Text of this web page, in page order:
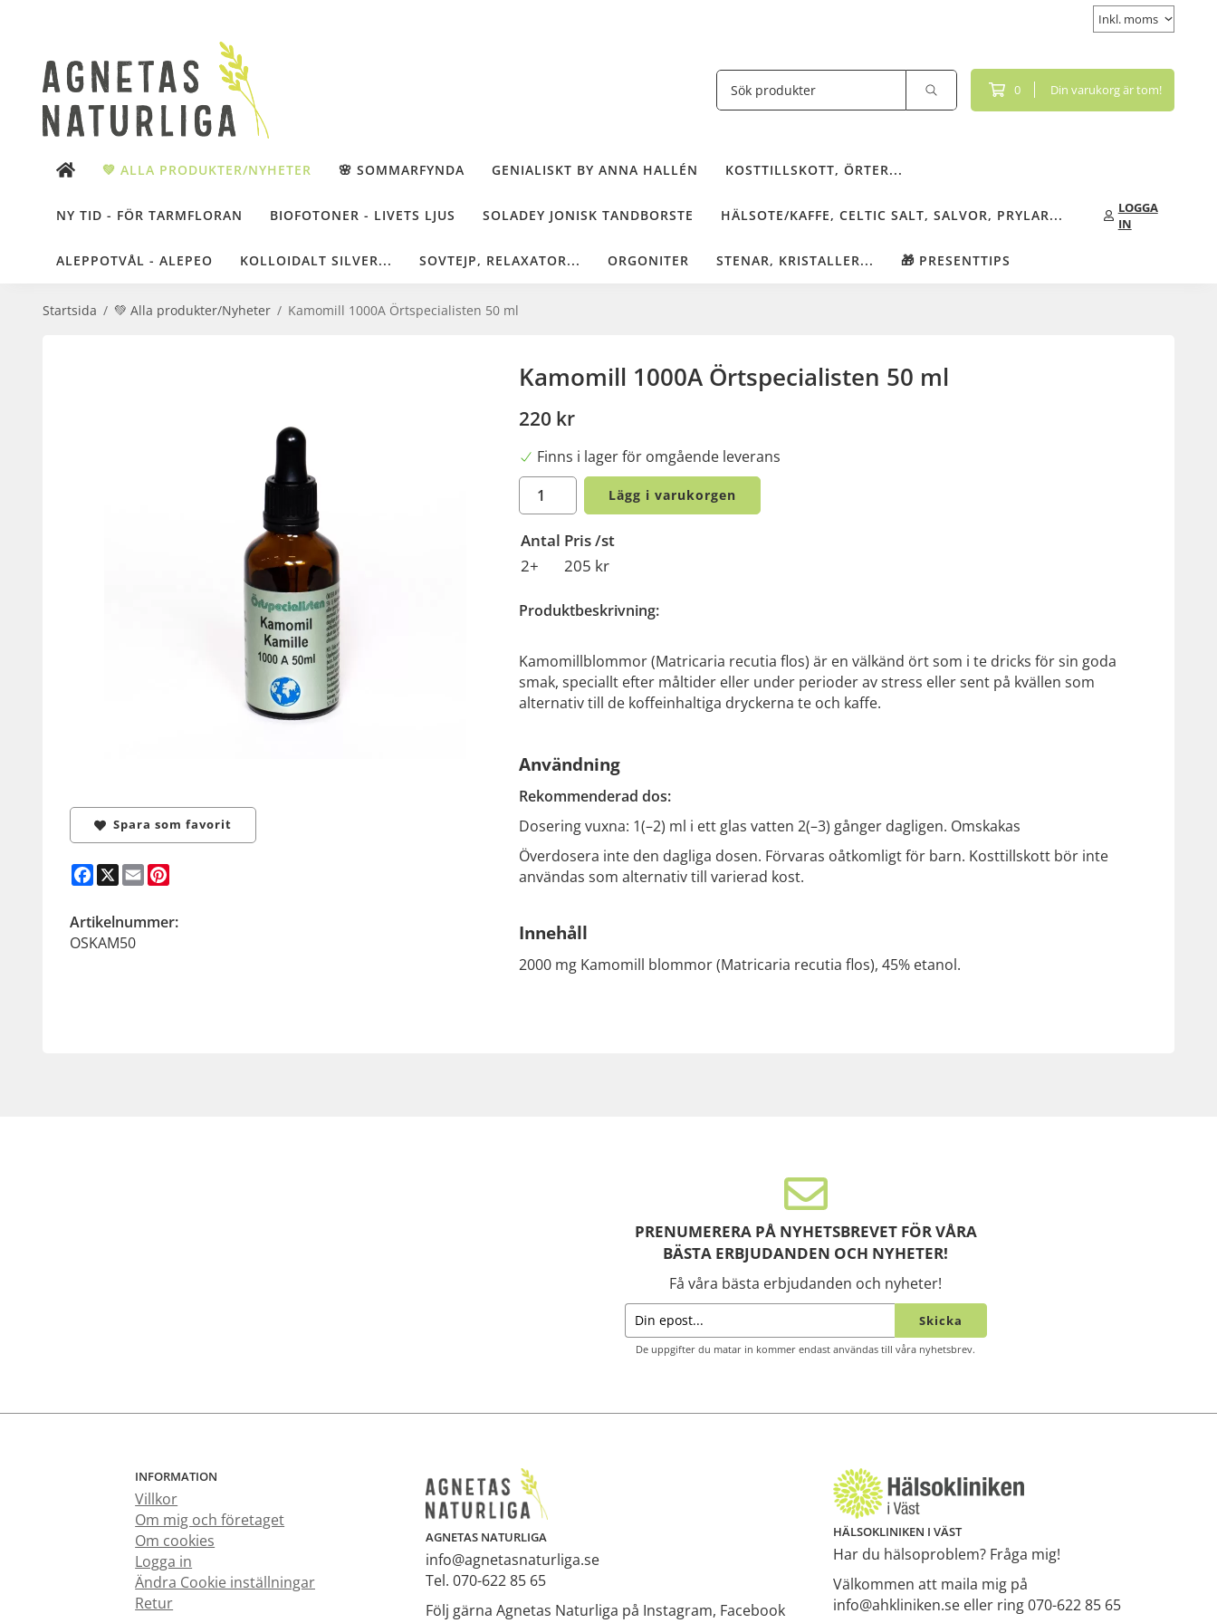
0 Din varukorg är tom!
💚 ALLA PRODUKTER/NYHETER 🌸 SOMMARFYNDA GENIALISKT BY ANNA HALLÉN KOSTTILLSKOTT, ÖRTER...
NY TID - FÖR TARMFLORAN BIOFOTONER - LIVETS LJUS SOLADEY JONISK TANDBORSTE HÄLSOTE/KAFFE, CELTIC SALT, SALVOR, PRYLAR...
ALEPPOTVÅL - ALEPEO KOLLOIDALT SILVER... SOVTEJP, RELAXATOR... ORGONITER STENAR, KRISTALLER... 🎁 PRESENTTIPS
LOGGA
IN
Startsida / 💚 Alla produkter/Nyheter / Kamomill 1000A Örtspecialisten 50 ml
Kamomill 1000A Örtspecialisten 50 ml
220 kr
Finns i lager för omgående leverans
Lägg i varukorgen
Antal Pris /st
2+
205 kr
Produktbeskrivning:
Kamomillblommor (Matricaria recutia flos) är en välkänd ört som i te dricks för sin goda
smak, speciallt efter måltider eller under perioder av stress eller sent på kvällen som
alternativ till de koffeinhaltiga dryckerna te och kaffe.
Användning
Rekommenderad dos:
Dosering vuxna: 1(–2) ml i ett glas vatten 2(–3) gånger dagligen. Omskakas
Överdosera inte den dagliga dosen. Förvaras oåtkomligt för barn. Kosttillskott bör inte
användas som alternativ till varierad kost.
Innehåll
2000 mg Kamomill blommor (Matricaria recutia flos), 45% etanol.
Spara som favorit
Facebook
X Email
Artikelnummer:
OSKAM50
PRENUMERERA PÅ NYHETSBREVET FÖR VÅRA
BÄSTA ERBJUDANDEN OCH NYHETER!
Få våra bästa erbjudanden och nyheter!
Skicka
De uppgifter du matar in kommer endast användas till våra nyhetsbrev.
INFORMATION
Villkor
Om mig och företaget
Om cookies
Logga in
Ändra Cookie inställningar
Retur
AGNETAS NATURLIGA
info@agnetasnaturliga.se
Tel. 070-622 85 65
Följ gärna Agnetas Naturliga på Instagram, Facebook
HÄLSOKLINIKEN I VÄST
Har du hälsoproblem? Fråga mig!
Välkommen att maila mig på
info@ahkliniken.se eller ring 070-622 85 65